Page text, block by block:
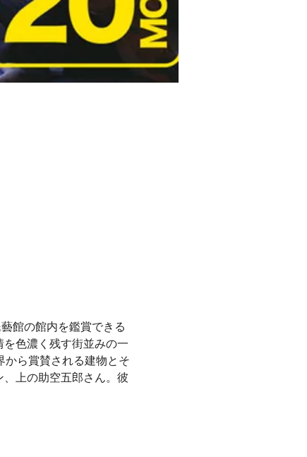
館の館内を鑑賞できる
色濃く残す街並みの一
から賞賛される建物とそ
上の助空五郎さん。彼